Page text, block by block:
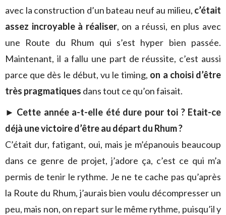
avec la construction d’un bateau neuf au milieu, c’était
assez incroyable à réaliser, on a réussi, en plus avec
une Route du Rhum qui s’est hyper bien passée.
Maintenant, il a fallu une part de réussite, c’est aussi
parce que dès le début, vu le timing, on a choisi d’être
très pragmatiques dans tout ce qu’on faisait.
► Cette année a-t-elle été dure pour toi ? Etait-ce
déjà une victoire d’être au départ du Rhum ?
C’était dur, fatigant, oui, mais je m’épanouis beaucoup
dans ce genre de projet, j’adore ça, c’est ce qui m’a
permis de tenir le rythme. Je ne te cache pas qu’après
la Route du Rhum, j’aurais bien voulu décompresser un
peu, mais non, on repart sur le même rythme, puisqu’il y